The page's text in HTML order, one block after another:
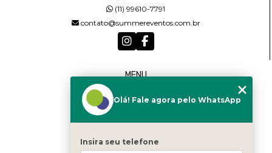
(11) 99610-7791
contato@summereventos.com.br
MENU
QUEM SOMOS
CONTATO
CATEGORIAS
Olá! Fale agora pelo WhatsApp
Insira seu telefone